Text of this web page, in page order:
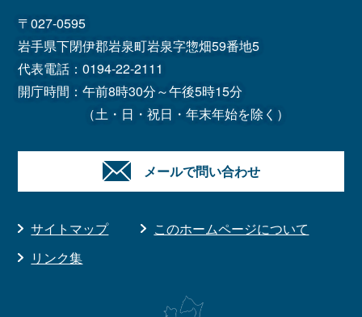
〒027-0595
岩手県下閉伊郡岩泉町岩泉字惣畑59番地5
代表電話：0194-22-2111
開庁時間：午前8時30分～午後5時15分
（土・日・祝日・年末年始を除く）
メールで問い合わせ
サイトマップ
このホームページについて
リンク集